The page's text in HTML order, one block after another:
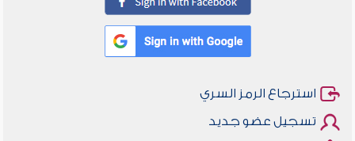
استرجاع الرمز السري
تسجيل عضو جديد